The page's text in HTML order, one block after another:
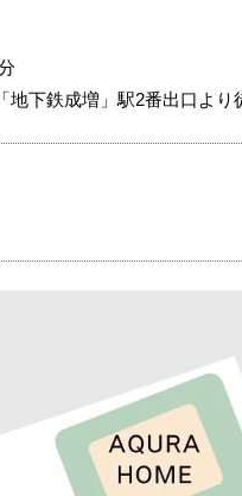
地下鉄成増」駅2番出口より